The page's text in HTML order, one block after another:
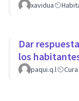
xavidua
Dar
los
paqui.q.l